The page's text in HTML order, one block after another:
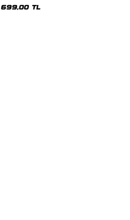
699,00 TL